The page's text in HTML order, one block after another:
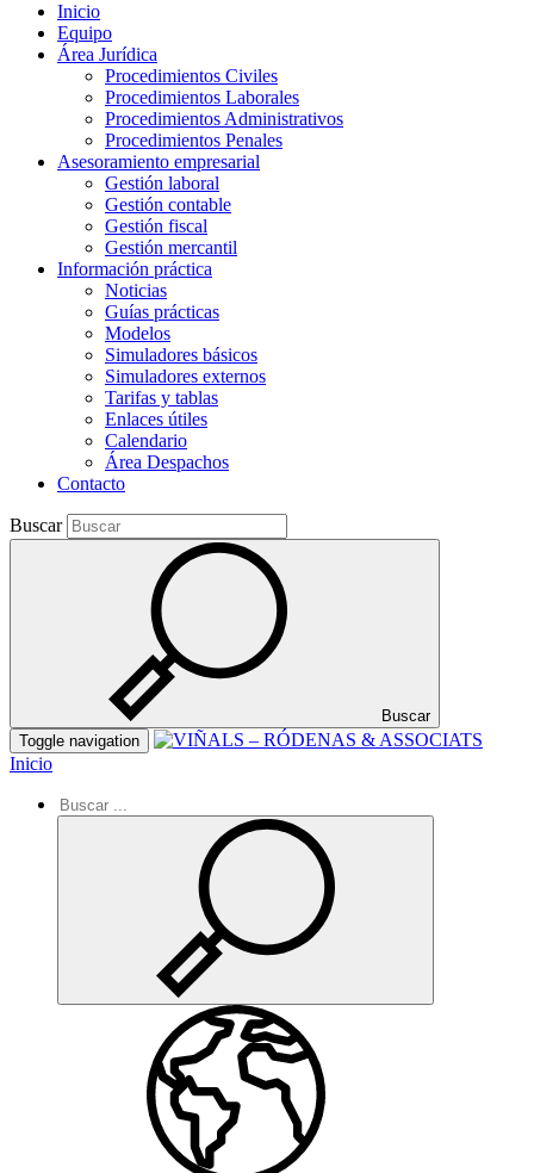
Inicio
Equipo
Área Jurídica
Procedimientos Civiles
Procedimientos Laborales
Procedimientos Administrativos
Procedimientos Penales
Asesoramiento empresarial
Gestión laboral
Gestión contable
Gestión fiscal
Gestión mercantil
Información práctica
Noticias
Guías prácticas
Modelos
Simuladores básicos
Simuladores externos
Tarifas y tablas
Enlaces útiles
Calendario
Área Despachos
Contacto
Buscar
Buscar
Toggle navigation
Inicio